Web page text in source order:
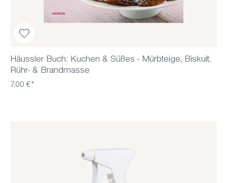
Häussler Buch: Kuchen & Süßes - Mürbteige, Biskuit,
Rühr- & Brandmasse
7,00 €*